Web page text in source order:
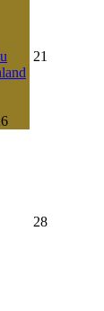
21
28